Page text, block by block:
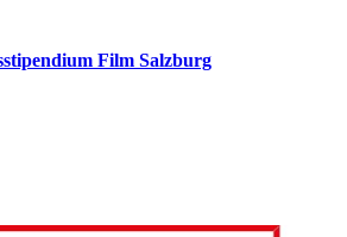
Film Salzburg